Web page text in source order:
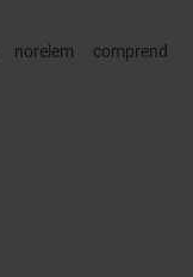
comprend